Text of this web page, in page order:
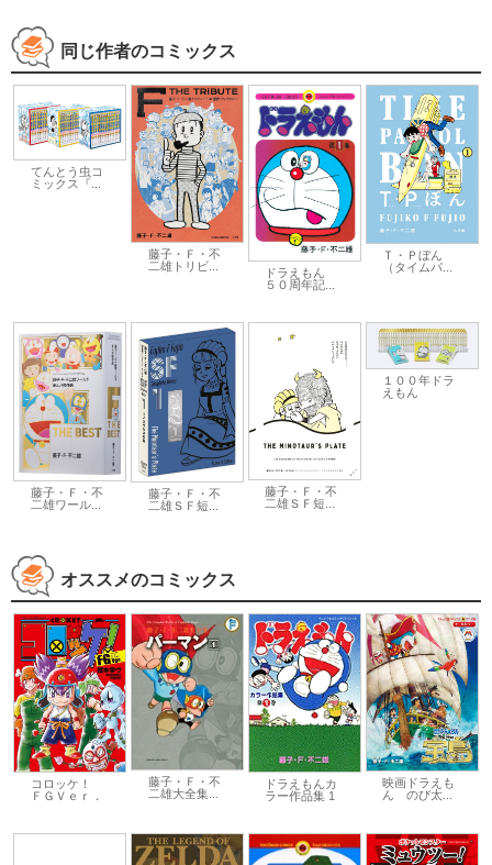
同じ作者のコミックス
てんとう虫コ
ミックス『...
藤子・Ｆ・不
二雄トリビ...
ドラえもん
５０周年記...
Ｔ・Ｐぼん
（タイムパ...
藤子・Ｆ・不
二雄ワール...
藤子・Ｆ・不
二雄ＳＦ短...
藤子・Ｆ・不
二雄ＳＦ短...
１００年ドラ
えもん
オススメのコミックス
コロッケ！
ＦＧＶｅｒ．
藤子・Ｆ・不
二雄大全集...
ドラえもんカ
ラー作品集 1
映画ドラえも
ん のび太...